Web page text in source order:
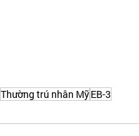
Thường trú nhân MỹEB-3